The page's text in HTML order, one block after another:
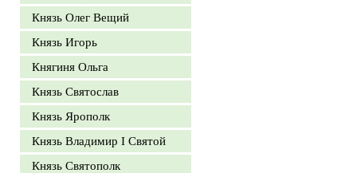
Князь Олег Вещий
Князь Игорь
Княгиня Ольга
Князь Святослав
Князь Ярополк
Князь Владимир I Святой
Князь Святополк